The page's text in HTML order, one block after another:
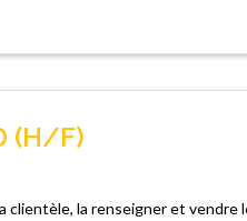
(H/F)
la renseigner et